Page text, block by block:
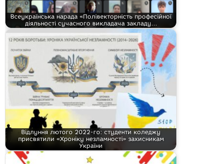
Всеукраїнська нарада «Полівекторність професійної
діяльності сучасного викладача закладу…
Відлуння лютого 2022-го: студенти коледжу
присвятили «Хроніку незламності» захисникам
України